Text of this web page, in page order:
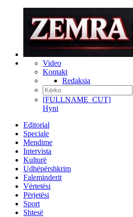
Video
Kontakt
Redaksia
[FULLNAME_CUT]
Hyni
Editorial
Speciale
Mendime
Intervista
Kulturë
Udhëpërshkrim
Faleminderit
Vërtetësi
Përjetësi
Sport
Shtesë